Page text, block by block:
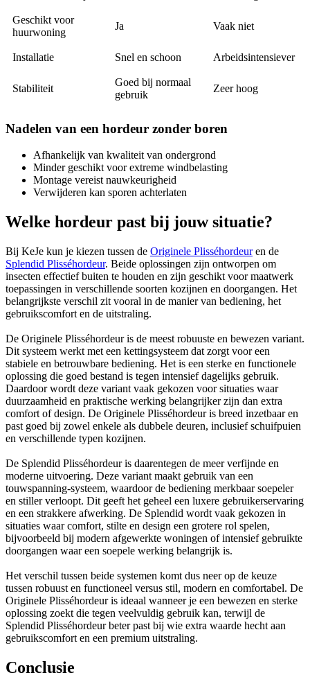
Geschikt voor
huurwoning
Ja Vaak niet
Installatie Snel en schoon Arbeidsintensiever
Stabiliteit
Goed bij normaal
gebruik
Zeer hoog
Nadelen van een hordeur zonder boren
Afhankelijk van kwaliteit van ondergrond
Minder geschikt voor extreme windbelasting
Montage vereist nauwkeurigheid
Verwijderen kan sporen achterlaten
Welke hordeur past bij jouw situatie?
Bij KeJe kun je kiezen tussen de Originele Plisséhordeuren de
Splendid Plisséhordeur. Beide oplossingen zijn ontworpen om
insecten effectief buiten te houden en zijn geschikt voor maatwerk
toepassingen in verschillende soorten kozijnen en doorgangen. Het
belangrijkste verschil zit vooral in de manier van bediening, het
gebruikscomfort en de uitstraling.
De Originele Plisséhordeur is de meest robuuste en bewezen variant.
Dit systeem werkt met een kettingsysteem dat zorgt voor een
stabiele en betrouwbare bediening. Het is een sterke en functionele
oplossing die goed bestand is tegen intensief dagelijks gebruik.
Daardoor wordt deze variant vaak gekozen voor situaties waar
duurzaamheid en praktische werking belangrijker zijn dan extra
comfort of design. De Originele Plisséhordeur is breed inzetbaar en
past goed bij zowel enkele als dubbele deuren, inclusief schuifpuien
en verschillende typen kozijnen.
De Splendid Plisséhordeur is daarentegen de meer verfijnde en
moderne uitvoering. Deze variant maakt gebruik van een
touwspanning-systeem, waardoor de bediening merkbaar soepeler
en stiller verloopt. Dit geeft het geheel een luxere gebruikerservaring
en een strakkere afwerking. De Splendid wordt vaak gekozen in
situaties waar comfort, stilte en design een grotere rol spelen,
bijvoorbeeld bij modern afgewerkte woningen of intensief gebruikte
doorgangen waar een soepele werking belangrijk is.
Het verschil tussen beide systemen komt dus neer op de keuze
tussen robuust en functioneel versus stil, modern en comfortabel. De
Originele Plisséhordeur is ideaal wanneer je een bewezen en sterke
oplossing zoekt die tegen veelvuldig gebruik kan, terwijl de
Splendid Plisséhordeur beter past bij wie extra waarde hecht aan
gebruikscomfort en een premium uitstraling.
Conclusie